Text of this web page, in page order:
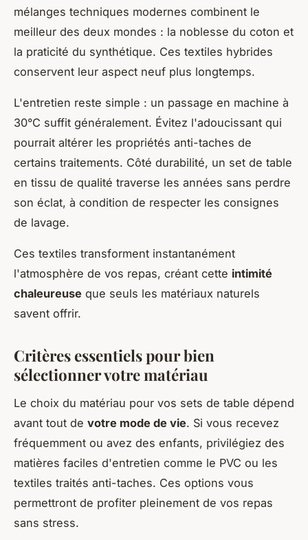
mélanges techniques modernes combinent le
meilleur des deux mondes : la noblesse du coton et
la praticité du synthétique. Ces textiles hybrides
conservent leur aspect neuf plus longtemps.
L'entretien reste simple : un passage en machine à
30°C suffit généralement. Évitez l'adoucissant qui
pourrait altérer les propriétés anti-taches de
certains traitements. Côté durabilité, un set de table
en tissu de qualité traverse les années sans perdre
son éclat, à condition de respecter les consignes
de lavage.
Ces textiles transforment instantanément
l'atmosphère de vos repas, créant cette intimité
chaleureuse que seuls les matériaux naturels
savent offrir.
Critères essentiels pour bien
sélectionner votre matériau
Le choix du matériau pour vos sets de table dépend
avant tout de votre mode de vie. Si vous recevez
fréquemment ou avez des enfants, privilégiez des
matières faciles d'entretien comme le PVC ou les
textiles traités anti-taches. Ces options vous
permettront de profiter pleinement de vos repas
sans stress.